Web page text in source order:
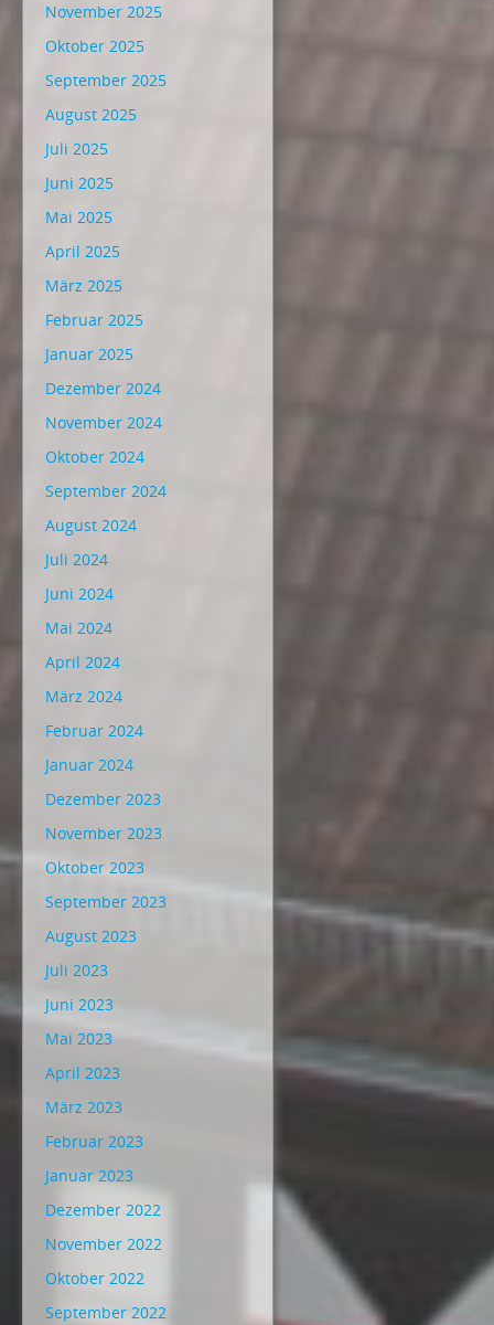
November 2025
Oktober 2025
September 2025
August 2025
Juli 2025
Juni 2025
Mai 2025
April 2025
März 2025
Februar 2025
Januar 2025
Dezember 2024
November 2024
Oktober 2024
September 2024
August 2024
Juli 2024
Juni 2024
Mai 2024
April 2024
März 2024
Februar 2024
Januar 2024
Dezember 2023
November 2023
Oktober 2023
September 2023
August 2023
Juli 2023
Juni 2023
Mai 2023
April 2023
März 2023
Februar 2023
Januar 2023
Dezember 2022
November 2022
Oktober 2022
September 2022